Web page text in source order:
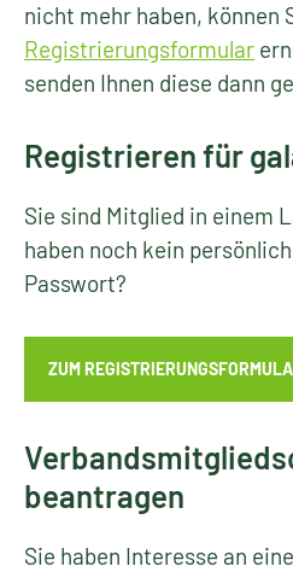
nicht mehr haben, können
Registrierungsformular
senden Ihnen diese dann
Registrieren für
Sie sind Mitglied in einem
haben noch kein
Passwort?
ZUM
beantragen
Sie haben Interesse an